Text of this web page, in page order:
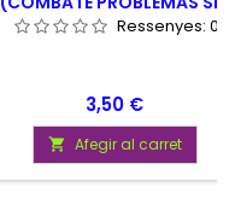
SOLUCION)
Ressenyes: 0
Preu
3,50 €
 Afegir al carret